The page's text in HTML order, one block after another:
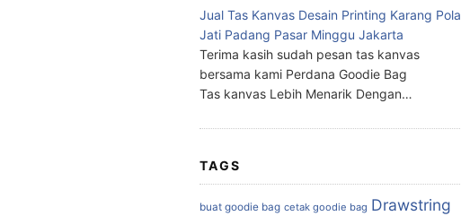
Jual Tas Kanvas Desain Printing Karang Pola
Jati Padang Pasar Minggu Jakarta
Terima kasih sudah pesan tas kanvas
bersama kami Perdana Goodie Bag
Tas kanvas Lebih Menarik Dengan…
TAGS
buat goodie bag cetak goodie bag Drawstring